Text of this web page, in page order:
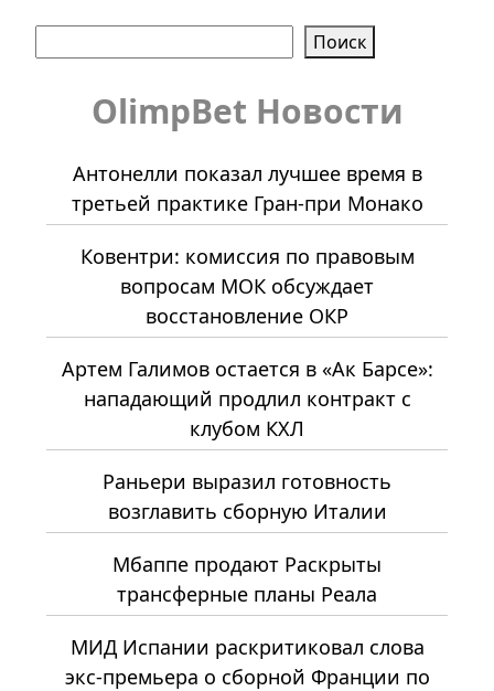
Поиск
OlimpBet Новости
Антонелли показал лучшее время в
третьей практике Гран-при Монако
Ковентри: комиссия по правовым
вопросам МОК обсуждает
восстановление ОКР
Артем Галимов остается в «Ак Барсе»:
нападающий продлил контракт с
клубом КХЛ
Раньери выразил готовность
возглавить сборную Италии
Мбаппе продают Раскрыты
трансферные планы Реала
МИД Испании раскритиковал слова
экс-премьера о сборной Франции по